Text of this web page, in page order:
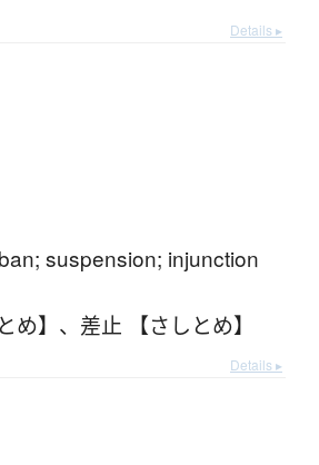
Details ▸
suspension; injunction
め】 、 差止 【さしとめ】
Details ▸